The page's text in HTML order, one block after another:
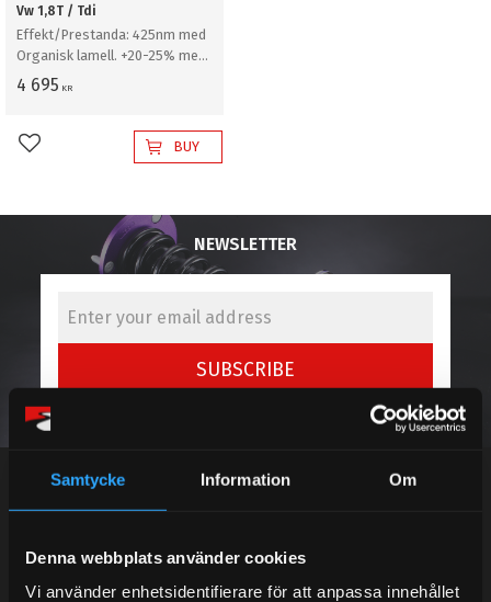
Samtycke Information Om
Denna webbplats använder cookies
Vi använder enhetsidentifierare för att anpassa innehållet
Vw 1,8T / Tdi
Effekt/Prestanda: 425nm med
Organisk lamell. +20-25% med
sinterlamell. / Kontrollera
alltid så att delen passar just
4 695 KR
Add to favorites BUY
NEWSLETTER
SUBSCRIBE
Your personal information is processed in accordance with our privacy policy.
Telefonsupport: